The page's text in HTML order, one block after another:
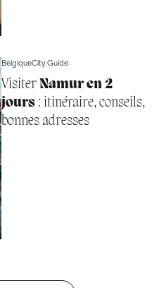
BelgiqueCity Guide
Visiter Namur en 2
jours: itinéraire, conseils,
bonnes adresses